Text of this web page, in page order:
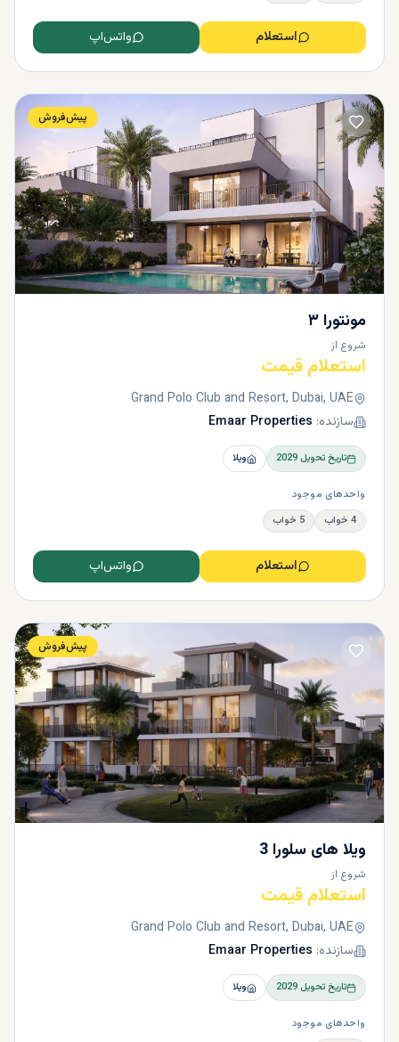
استعلام واتس‌اپ
پیش‌فروش
مونتورا ۳
شروع از
استعلام قیمت
Grand Polo Club and Resort, Dubai, UAE
سازنده: Emaar Properties
تاریخ تحویل2029 ویلا
واحدهای موجود
4 خواب
5 خواب
استعلام واتس‌اپ
پیش‌فروش
ویلا های سلورا 3
شروع از
استعلام قیمت
Grand Polo Club and Resort, Dubai, UAE
سازنده: Emaar Properties
تاریخ تحویل2029 ویلا
واحدهای موجود